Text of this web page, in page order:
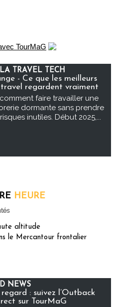
TRAVEL TECH
- Ce que les meilleurs
regardent vraiment
faire travailler une
dormante sans prendre
inutiles. Début 2025,...
HEURE
altitude
le Mercantour frontalier
NEWS
: suivez l’Outback
sur TourMaG